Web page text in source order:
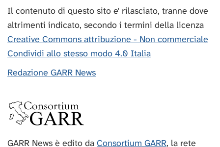
Il contenuto di questo sito e' rilasciato, tranne dove
altrimenti indicato, secondo i termini della licenza
Creative Commons attribuzione - Non commerciale
Condividi allo stesso modo 4.0 Italia
Redazione GARR News
GARR News è edito da Consortium GARR, la rete